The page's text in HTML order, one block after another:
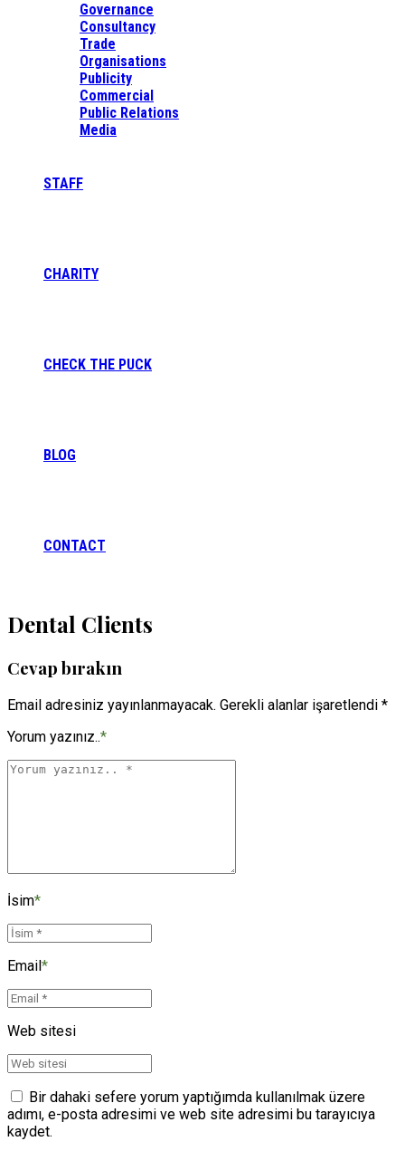
Governance
Consultancy
Trade
Organisations
Publicity
Commercial
Public Relations
Media
STAFF
CHARITY
CHECK THE PUCK
BLOG
CONTACT
Dental Clients
Cevap bırakın
Email adresiniz yayınlanmayacak. Gerekli alanlar işaretlendi *
Yorum yazınız..*
İsim*
Email*
Web sitesi
Bir dahaki sefere yorum yaptığımda kullanılmak üzere
adımı, e-posta adresimi ve web site adresimi bu tarayıcıya
kaydet.